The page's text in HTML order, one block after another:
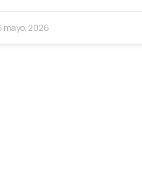
mayo, 2026